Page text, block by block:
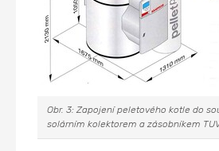
Obr. 3: Zapojení peletového kotle do
solárním kolektorem a zásobníkem